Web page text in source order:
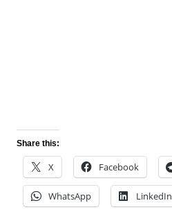
Share this:
X Facebook
WhatsApp LinkedIn